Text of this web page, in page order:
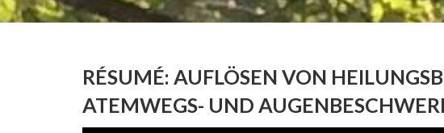
RÉSUMÉ: AUFLÖSEN VON
ATEMWEGS- UND